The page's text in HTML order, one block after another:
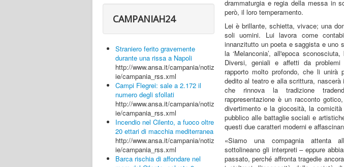
CAMPANIAH24
Straniero ferito gravemente
durante una rissa a Napoli
http://www.ansa.it/campania/notiz
ie/campania_rss.xml
Campi Flegrei: sale a 2.172 il
numero degli sfollati
http://www.ansa.it/campania/notiz
ie/campania_rss.xml
Incendio nel Cilento, a fuoco oltre
20 ettari di macchia mediterranea
http://www.ansa.it/campania/notiz
ie/campania_rss.xml
Barca rischia di affondare nel
drammaturgia e regia della messa in
però, il loro temperamento.
Lei è brillante, schietta, vivace; una
soli uomini. Lui lavora come
innanzitutto un poeta e saggista e uno
la ‘Melanconia’, all'epoca
Diversi, geniali e affetti da
rapporto molto profondo, che li
dedito al teatro e alla scrittura,
che rinnova la tradizione
rappresentazione è un racconto
divertimento e la giocosità, la
pubblico alle battaglie sociali e
questi due caratteri moderni e
«Siamo una compagnia attenta
sottolineano gli interpreti – eppure
passato, perché affronta tragedie